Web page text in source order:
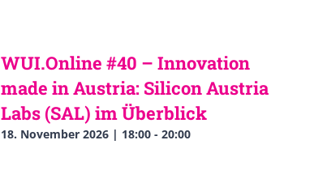
WUI.Online #40 – Innovation
made in Austria: Silicon Austria
Labs (SAL) im Überblick
18. November 2026 | 18:00- 20:00